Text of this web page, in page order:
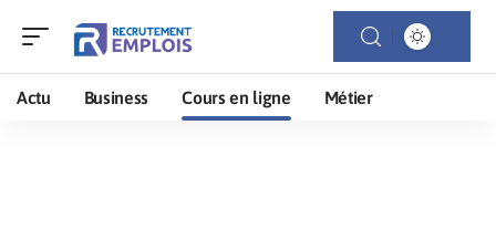
Actu Business Cours en ligne Métier